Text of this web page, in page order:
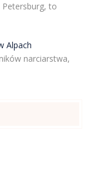
to
Alpach
narciarstwa,